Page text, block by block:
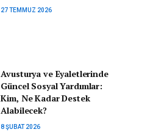
27 TEMMUZ 2026
Avusturya ve Eyaletlerinde
Güncel Sosyal Yardımlar:
Kim, Ne Kadar Destek
Alabilecek?
8 ŞUBAT 2026